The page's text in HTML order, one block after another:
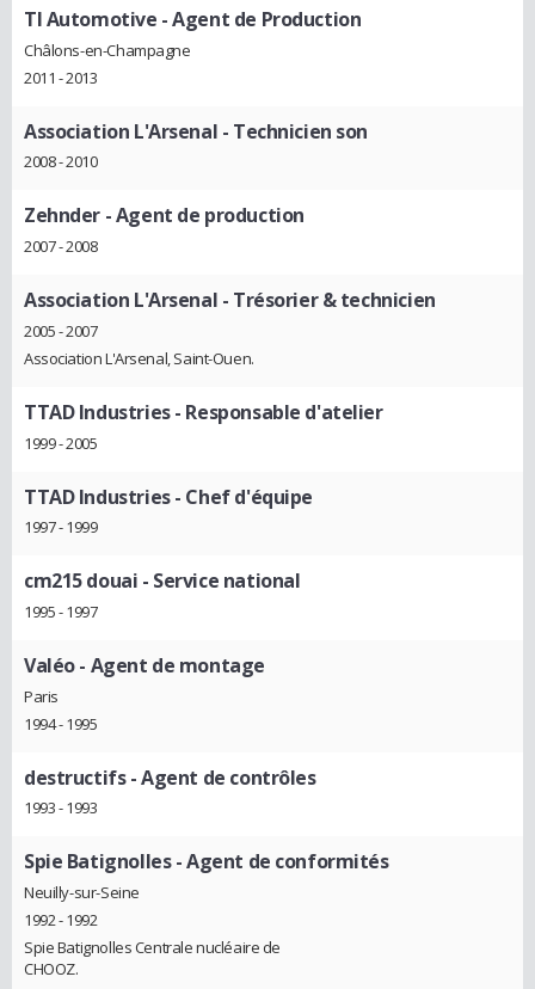
TI Automotive - Agent de Production
Châlons-en-Champagne
2011 - 2013
Association L'Arsenal - Technicien son
2008 - 2010
Zehnder - Agent de production
2007 - 2008
Association L'Arsenal - Trésorier & technicien
2005 - 2007
Association L'Arsenal, Saint-Ouen.
TTAD Industries- Responsable d'atelier
1999 - 2005
TTAD Industries- Chef d'équipe
1997 - 1999
cm215 douai - Service national
1995 - 1997
Valéo- Agent de montage
Paris
1994 - 1995
destructifs- Agent de contrôles
1993 - 1993
Spie Batignolles- Agent de conformités
Neuilly-sur-Seine
1992 - 1992
Spie Batignolles Centrale nucléaire de
CHOOZ.